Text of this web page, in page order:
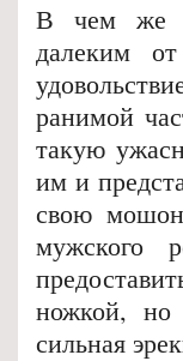
В чем же
далеким
ранимой
такую
им и
свою
мужского
ножкой, но
сильная